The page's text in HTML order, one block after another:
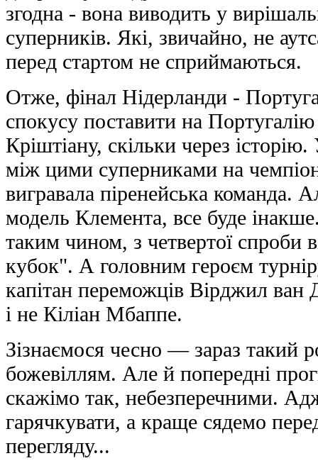
згодна - вона виводить у
суперників. Які, звичайно, не
перед стартом не сприймаються.
Отже, фінал Нідерланди -
спокусу поставити на
Кріштіану, скільки через
між цими суперниками на
вигравала піренейська команда.
модель Клемента, все буде
таким чином, з четвертої спроби
кубок". А головним героєм
капітан переможців Вірджил
і не Кіліан Мбаппе.
Зізнаємося чесно — зараз такий
божевіллям. Але й попередні
скажімо так, небезперечними.
гарячкувати, а краще сядемо
перегляду...